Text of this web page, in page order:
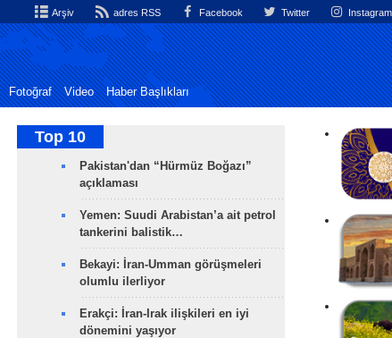
Arşiv adres RSS Facebook Twitter Instagram
Fotoğraf Video Haber Başlıkları
Top 10
Pakistan'dan “Hürmüz Boğazı”
açıklaması
Yemen: Suudi Arabistan’a ait petrol
tankerini balistik…
Bekayi: İran-Umman görüşmeleri
olumlu ilerliyor
Erakçi: İran-Irak ilişkileri en iyi
dönemini yaşıyor